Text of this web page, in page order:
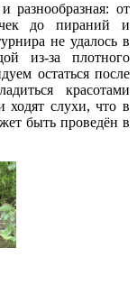
разнообразная: от
до пираний и
не удалось в
из-за плотного
остаться после
красотами
ходят слухи, что в
быть проведён в